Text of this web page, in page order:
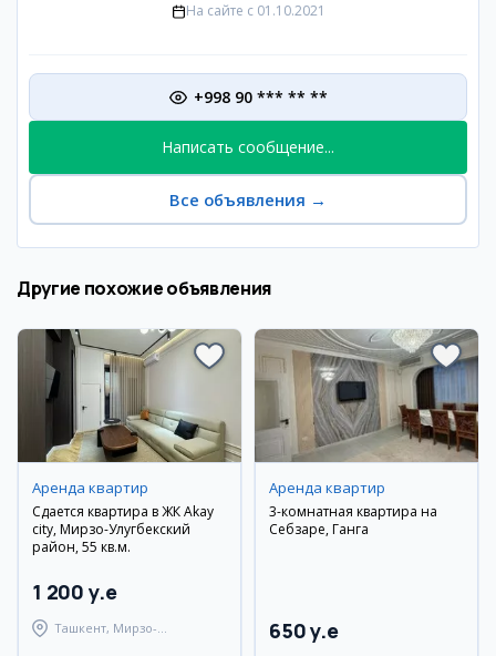
На сайте с 01.10.2021
+998 90 *** ** **
Написать сообщение...
Все объявления →
Другие похожие объявления
Аренда квартир
Сдается квартира в ЖК Akay
city, Мирзо-Улугбекский
район, 55 кв.м.
1 200 y.e
Ташкент, Мирзо-
Аренда квартир
3-комнатная квартира на
Себзаре, Ганга
650 y.e